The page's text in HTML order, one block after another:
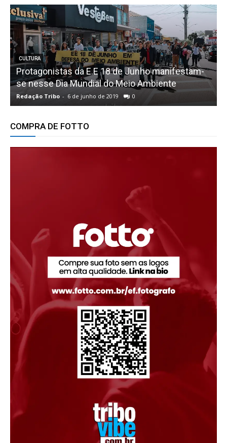
CULTURA
Protagonistas da E.E 18 de Junho manifestam-
se nesse Dia Mundial do Meio Ambiente
Redação Tribo - 6 de junho de 2019 0
COMPRA DE FOTTO